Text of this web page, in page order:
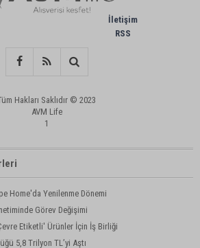
İletişim
RSS
Hakları Saklıdır © 2023
AVM Life
1
Home'da Yenilenme Dönemi
Görev Değişimi
Etiketli' Ürünler İçin İş Birliği
5,8 Trilyon TL’yi Aştı